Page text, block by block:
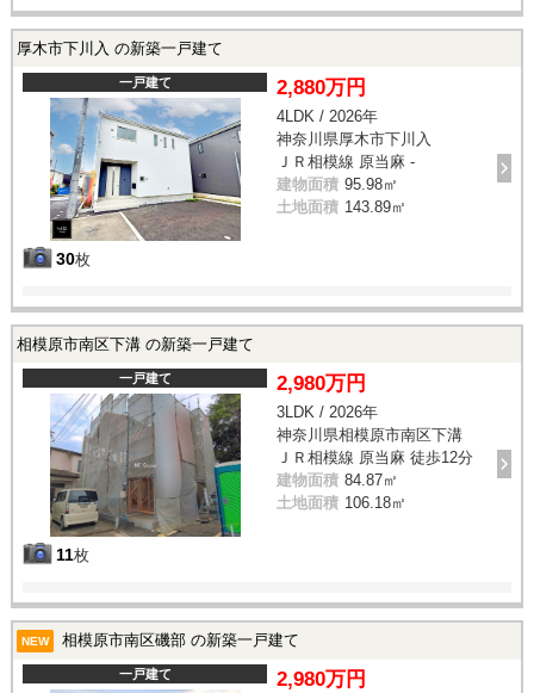
厚木市下川入 の新築一戸建て
一戸建て
30枚
2,880万円
4LDK / 2026年
神奈川県厚木市下川入
ＪＲ相模線 原当麻 -
建物面積 95.98㎡
土地面積 143.89㎡
相模原市南区下溝 の新築一戸建て
一戸建て
11枚
2,980万円
3LDK / 2026年
神奈川県相模原市南区下溝
ＪＲ相模線 原当麻 徒歩12分
建物面積 84.87㎡
土地面積 106.18㎡
NEW 相模原市南区磯部 の新築一戸建て
一戸建て 2,980万円